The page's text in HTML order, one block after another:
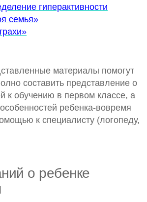
гиперактивности
семья»
материалы помогут
составить представление о
к обучению в первом классе, а
ребенка-вовремя
к специалисту (логопеду,
о ребенке